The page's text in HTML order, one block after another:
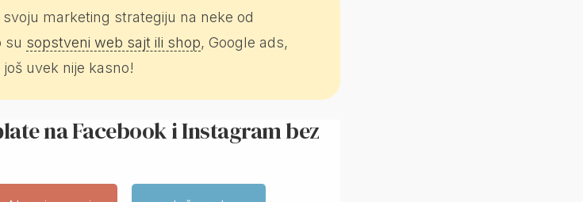
marketing strategiju na neke od
su sopstveni web sajt ili shop, Google ads,
uvek nije kasno!
na Facebook i Instagram bez